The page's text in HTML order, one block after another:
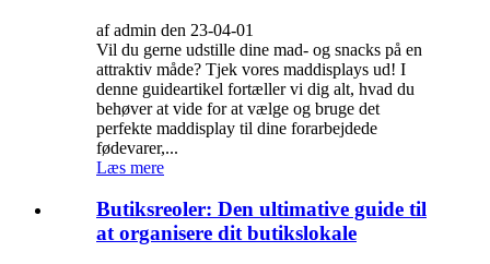
af admin den 23-04-01
Vil du gerne udstille dine mad- og snacks på en
attraktiv måde? Tjek vores maddisplays ud! I
denne guideartikel fortæller vi dig alt, hvad du
behøver at vide for at vælge og bruge det
perfekte maddisplay til dine forarbejdede
fødevarer,...
Læs mere
Butiksreoler: Den ultimative guide til
at organisere dit butikslokale